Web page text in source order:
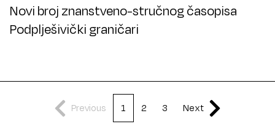
Novi broj znanstveno-stručnog časopisa
Podplješivički graničari
Previous 1 2 3 Next